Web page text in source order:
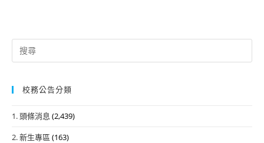
Search
for:
校務公告分類
1. 頭條消息 (2,439)
2. 新生專區 (163)